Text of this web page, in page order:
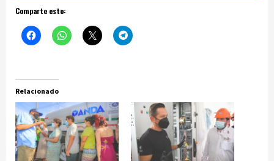
Comparte esto:
Relacionado